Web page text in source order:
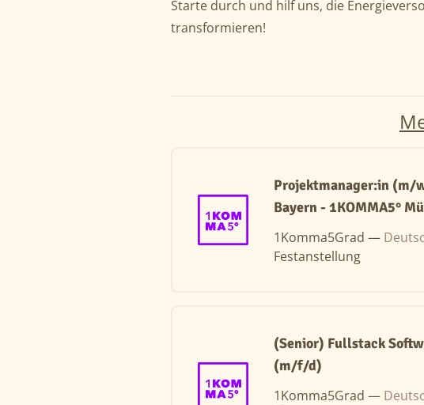
Starte durch und hilf uns, die
transformieren!
Projektmanager:in (m/
Bayern - 1KOMMA5°
1Komma5Grad —
Festanstellung
(Senior) Fullstack
(m/f/d)
1Komma5Grad —